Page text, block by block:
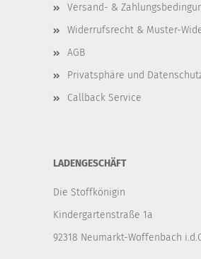
Versand- &
Widerrufsrecht & Muster-
AGB
Privatsphäre und
Callback Service
LADENGESCHÄFT
Die Stoffkönigin
Kindergartenstraße 1a
92318 Neumarkt-Woffenbach